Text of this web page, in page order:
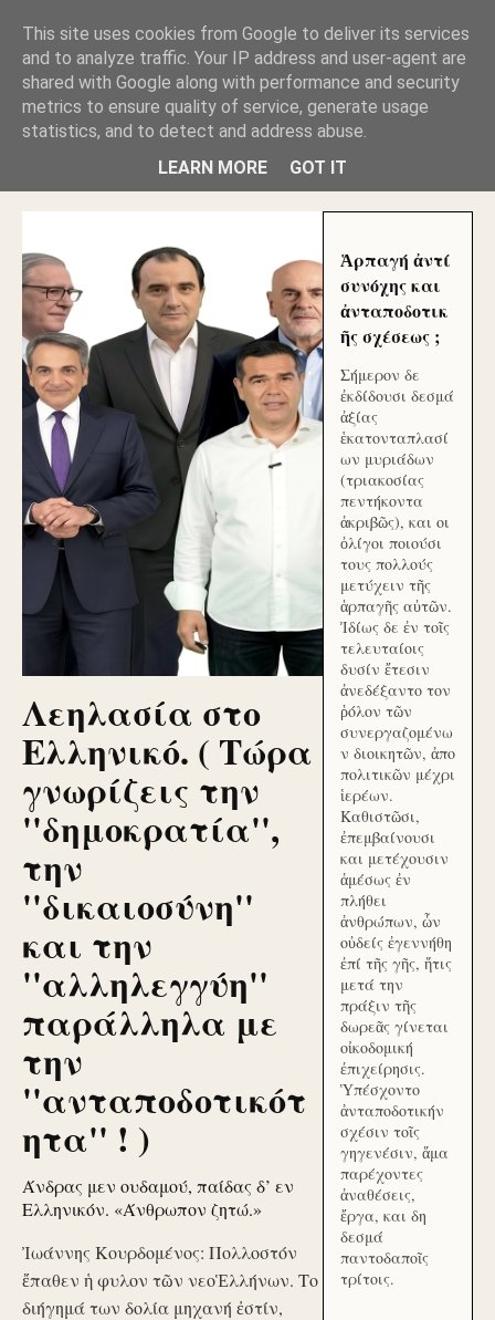
ΑΥΤΟΧΘΟΝΕΣ ΜΟΥ ΕΚΛΕΙΣΑΝ ΤΑ ΣΟΣΙΑΛ ΚΑΙ
ΦΙΜΩΣΑΝ ΤΟ SITE. ΟΙ ΧΙΛΙΑΔΕΣ ΜΙΚΡΟΕΠΕΝΔΥΤΕΣ
ΕΠΕΝΔΥΣΑΤΕ ΓΙΑ ΛΕΗΛΑΣΙΑ ΚΑΙ ΕΓΚΛΗΜΑ ?
ΓΛΥΦΑΔΑ WEB |ΟΙ ΜΕΓΑΛΟΙ ΚΛΕΠΤΑΙ ΑΠΟ ΤΟ
ΜΙΚΡΟΝ ΑΠΑΓΟΥΣΙ
Λεηλασία στο
Ελληνικό. ( Τώρα
γνωρίζεις την
''δημοκρατία'',
την
''δικαιοσύνη''
και την
''αλληλεγγύη''
παράλληλα με
την
''ανταποδοτικότ
ητα'' ! )
Άνδρας μεν ουδαμού, παίδας δ’ εν
Ελληνικόν. «Άνθρωπον ζητώ.»
Ἰωάννης Κουρδομένος: Πολλοστόν
ἔπαθεν ἡ φυλον τῶν νεοἙλλήνων. Το
διήγημά των δολία μηχανή ἐστίν,
Ἁρπαγή ἀντί
συνόχης και
ἀνταποδοτικ
ῆς σχέσεως ;
Σήμερον δε
ἐκδίδουσι δεσμά
ἀξίας
ἑκατονταπλασί
ων μυριάδων
(τριακοσίας
πεντήκοντα
ἀκριβῶς), και οι
ὀλίγοι ποιούσι
τους πολλούς
μετύχειν τῆς
ἁρπαγῆς αὐτῶν.
Ἰδίως δε ἐν τοῖς
τελευταίοις
δυσίν ἔτεσιν
ἀνεδέξαντο τον
ῥόλον τῶν
συνεργαζομένω
ν διοικητῶν, ἀπο
πολιτικῶν μέχρι
ἱερέων.
Καθιστῶσι,
ἐπεμβαίνουσι
και μετέχουσιν
ἀμέσως ἐν
πλήθει
ἀνθρώπων, ὧν
οὐδείς ἐγεννήθη
ἐπί τῆς γῆς, ἥτις
μετά την
πράξιν τῆς
δωρεᾶς γίνεται
οἰκοδομική
ἐπιχείρησις.
Ὑπέσχοντο
ἀνταποδοτικήν
σχέσιν τοῖς
γηγενέσιν, ἅμα
παρέχοντες
ἀναθέσεις,
ἔργα, και δη
δεσμά
παντοδαποῖς
τρίτοις.
This site uses cookies from Google to deliver its services
and to analyze traffic. Your IP address and user-agent are
shared with Google along with performance and security
metrics to ensure quality of service, generate usage
statistics, and to detect and address abuse.
LEARN MORE
GOT IT